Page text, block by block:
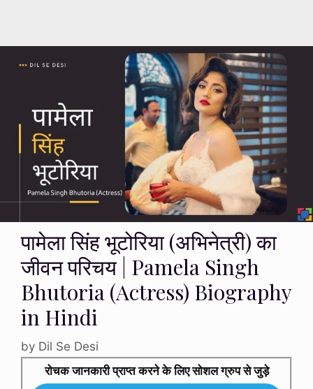
पामेला सिंह भूटोरिया (अभिनेत्री) का
जीवन परिचय | Pamela Singh
Bhutoria (Actress) Biography
in Hindi
by Dil Se Desi
रोचक जानकारी प्राप्त करने के लिए सोशल ग्रुप से जुड़े